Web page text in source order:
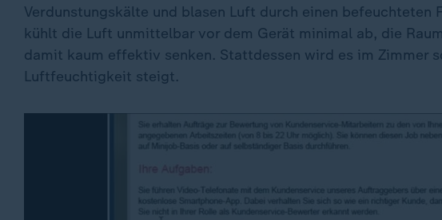
Verdunstungskälte und blasen Luft durch einen befeuchteten
kühlt die Luft unmittelbar vor dem Gerät minimal ab, die
damit kaum effektiv senken. Stattdessen wird es im Zimmer
Luftfeuchtigkeit steigt.